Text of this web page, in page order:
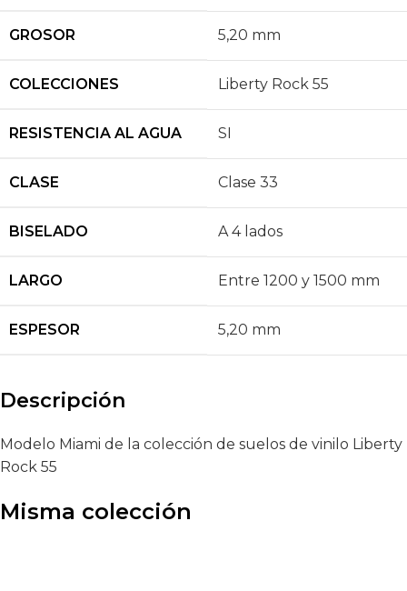
GROSOR 5,20 mm
COLECCIONES Liberty Rock 55
RESISTENCIA AL AGUA SI
CLASE Clase 33
BISELADO A 4 lados
LARGO Entre 1200 y 1500 mm
ESPESOR 5,20 mm
Descripción
Modelo Miami de la colección de suelos de vinilo Liberty
Rock 55
Misma colección